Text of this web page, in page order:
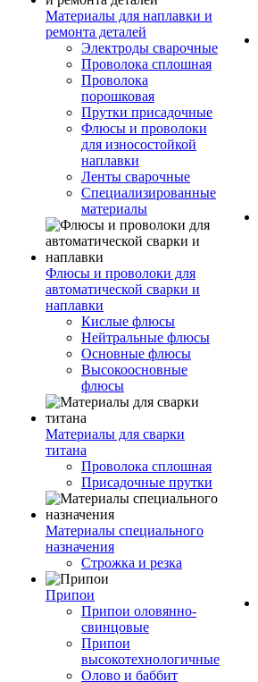
Материалы для наплавки и
ремонта деталей
Электроды сварочные
Проволока сплошная
Проволока
порошковая
Прутки присадочные
Флюсы и проволоки
для износостойкой
наплавки
Ленты сварочные
Специализированные
материалы
Флюсы и проволоки для
автоматической сварки и
наплавки
Кислые флюсы
Нейтральные флюсы
Основные флюсы
Высокоосновные
флюсы
Материалы для сварки
титана
Проволока сплошная
Присадочные прутки
Материалы специального
назначения
Строжка и резка
Припои
Припои оловянно-
свинцовые
Припои
высокотехнологичные
Олово и баббит